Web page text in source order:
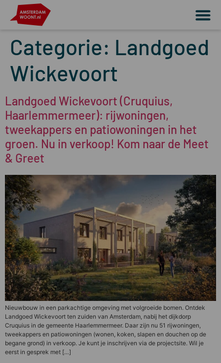
Categorie: Landgoed
Wickevoort
Landgoed Wickevoort (Cruquius,
Haarlemmermeer): rijwoningen,
tweekappers en patiowoningen in het
groen. Nu in verkoop! Kom naar de Meet
& Greet
Nieuwbouw in een parkachtige omgeving met volgroeide bomen. Ontdek
Landgoed Wickevoort ten zuiden van Amsterdam, nabij het dijkdorp
Cruquius in de gemeente Haarlemmermeer. Daar zijn nu 51 rijwoningen,
tweekappers en patiowoningen (wonen, koken, slapen en douchen op de
begane grond) in verkoop. Je kunt je inschrijven via de projectsite. Wil je
eerst in gesprek met […]